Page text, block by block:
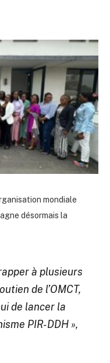
mondiale
désormais la
à plusieurs
de l’OMCT,
de lancer la
PIR-DDH »,